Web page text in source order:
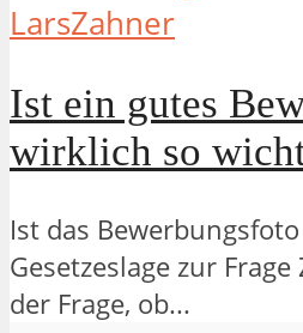
Ist ein gutes
wirklich so
Ist das
Gesetzeslage zur
der Frage, ob...